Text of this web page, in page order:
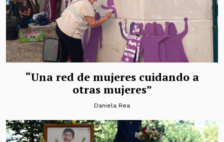
“Una red de mujeres cuidando a
otras mujeres”
Daniela Rea